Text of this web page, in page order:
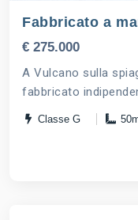
Fabbricato a
€ 275.000
A Vulcano sulla
fabbricato
Classe G